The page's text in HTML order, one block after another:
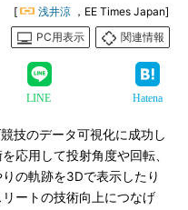
[ 浅井涼 ，EE Times Japan]
PC用表示
関連情報
LINE Hatena
技のデータ可視化に成功し
応用して投射角度や回転、
の軌跡を3Dで表示したり
ートの技術向上につなげ